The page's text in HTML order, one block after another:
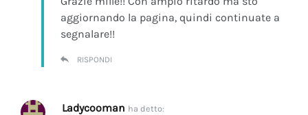
aggiornando la pagina, quindi continuate a
segnalare!!
RISPONDI
Ladycooman ha detto: